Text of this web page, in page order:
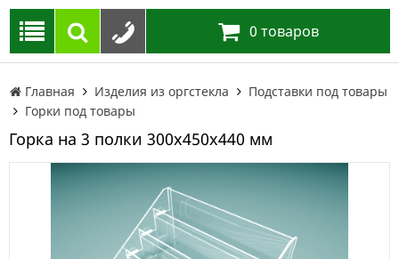
0 товаров
Главная Изделия из оргстекла
Подставки под товары
Горки под товары
Горка на 3 полки 300х450х440 мм